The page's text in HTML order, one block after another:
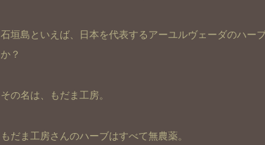
石垣島といえば、日本を代表するアーユルヴェーダのハー
か？
その名は、もだま工房。
もだま工房さんのハーブはすべて無農薬。